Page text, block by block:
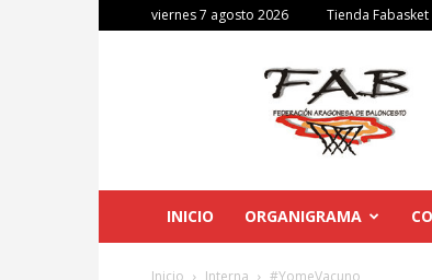
viernes 7 agosto 2026 Tienda Fabasket
Federación
Aragonesa
INICIO ORGANIGRAMA
Inicio Interna #YomeVacuno